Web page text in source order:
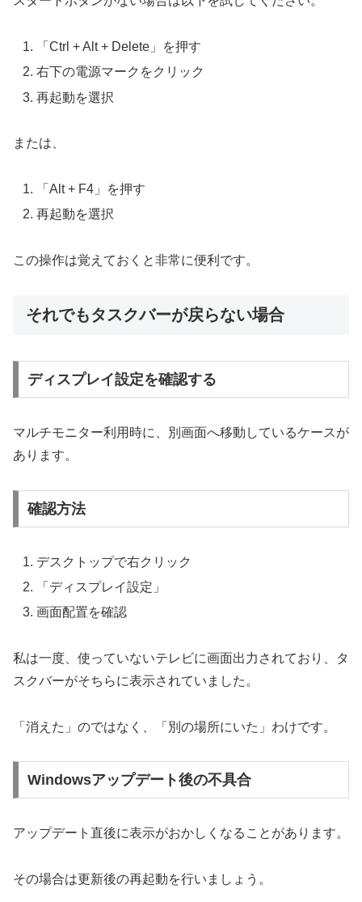
「Ctrl + Alt + Delete」を押す
右下の電源マークをクリック
再起動を選択
または、
「Alt + F4」を押す
再起動を選択
この操作は覚えておくと非常に便利です。
それでもタスクバーが戻らない場合
ディスプレイ設定を確認する
マルチモニター利用時に、別画面へ移動しているケースが
あります。
確認方法
デスクトップで右クリック
「ディスプレイ設定」
画面配置を確認
私は一度、使っていないテレビに画面出力されており、タ
スクバーがそちらに表示されていました。
「消えた」のではなく、「別の場所にいた」わけです。
Windowsアップデート後の不具合
アップデート直後に表示がおかしくなることがあります。
その場合は更新後の再起動を行いましょう。